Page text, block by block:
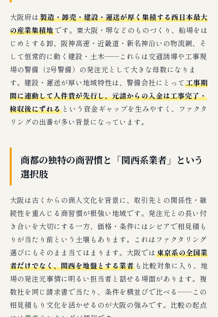
大阪府は製造・卸売・建設・運送が厚く集積する西日本最大
の産業集積地です。東大阪・堺などのものづくり、船場をは
じめとする卸、阪神高速・近畿道・新名神沿いの物流網、そ
して恒常的に動く建設・土木――これらは交通誘導や工事現
場の警備（2号警備）の発注元として大きな母数になりま
す。建設・運送が厚い地域特性は、警備会社にとって工事期
間に連動して人件費が先行し、元請からの入金は工事完了・
検収後にずれる という資金ギャップを生みやすく、ファクタ
リングの出番が多い背景になっています。
商都の独特の商習慣と「関西系業者」という
選択肢
大阪は古くからの商人文化を背景に、取引先との関係性・継
続性を重んじる商習慣が根強い地域です。発注元との長い付
き合いを大切にする一方、価格・条件にはシビアで相見積も
りが当たり前という土壌もあります。これはファクタリング
選びにもそのまま当てはまります。大阪では東京系の全国業
者だけでなく、関西を地盤とする業者 も比較対象に入り、地
場の発注元事情に明るい担当者と話せる場面があります。複
数社を同じ請求書で当たり、条件を横並びで比べる――この
相見積もり文化を活かせるのが大阪の強みです。比較の起点